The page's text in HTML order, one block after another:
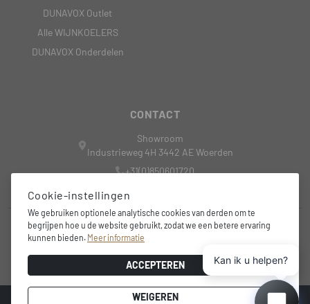
DUNAVOX Outlet
Alle WIJNKOELERS
DUNAVOX Onderdelen
CONTACT
Showroom
Industrieweg 4H 3442 AE Woerden
+31(0)850601720
+31 6 15 44 4081
Cookie-instellingen
We gebruiken optionele analytische cookies van derden om te
begrijpen hoe u de website gebruikt, zodat we een betere ervaring
kunnen bieden. Meer informatie
ACCEPTEREN
WEIGEREN
Kan ik u helpen?